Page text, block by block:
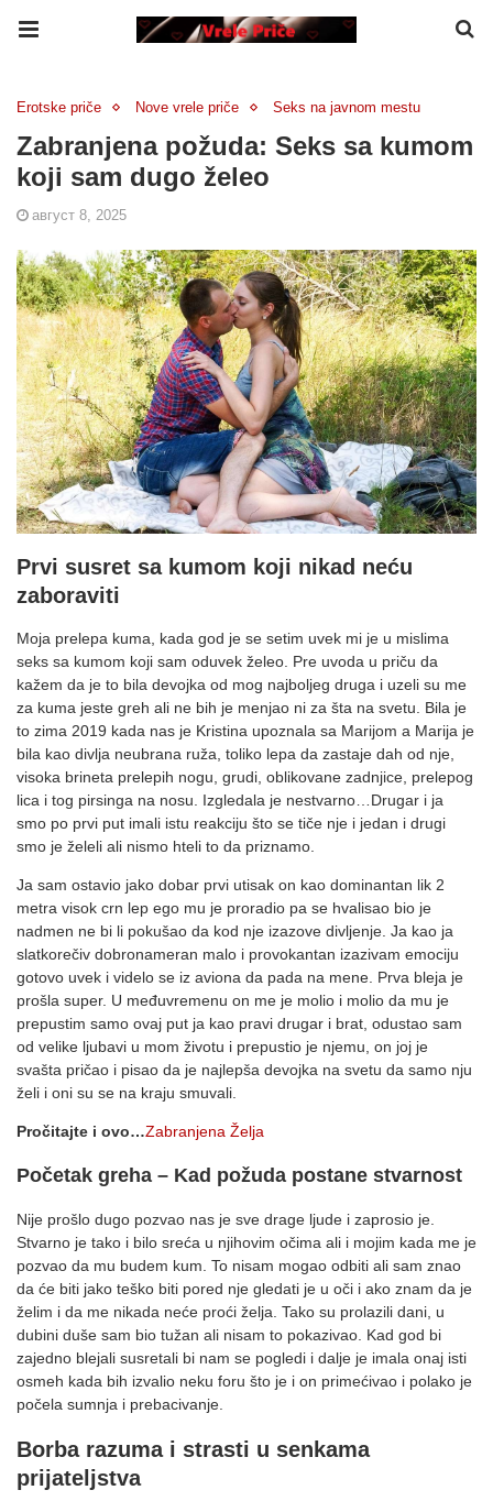
Erotske priče Nove vrele priče Seks na javnom mestu
Zabranjena požuda: Seks sa kumom
koji sam dugo želeo
август 8, 2025
Prvi susret sa kumom koji nikad neću
zaboraviti
Moja prelepa kuma, kada god je se setim uvek mi je u mislima
seks sa kumom koji sam oduvek želeo. Pre uvoda u priču da
kažem da je to bila devojka od mog najboljeg druga i uzeli su me
za kuma jeste greh ali ne bih je menjao ni za šta na svetu. Bila je
to zima 2019 kada nas je Kristina upoznala sa Marijom a Marija je
bila kao divlja neubrana ruža, toliko lepa da zastaje dah od nje,
visoka brineta prelepih nogu, grudi, oblikovane zadnjice, prelepog
lica i tog pirsinga na nosu. Izgledala je nestvarno…Drugar i ja
smo po prvi put imali istu reakciju što se tiče nje i jedan i drugi
smo je želeli ali nismo hteli to da priznamo.
Ja sam ostavio jako dobar prvi utisak on kao dominantan lik 2
metra visok crn lep ego mu je proradio pa se hvalisao bio je
nadmen ne bi li pokušao da kod nje izazove divljenje. Ja kao ja
slatkorečiv dobronameran malo i provokantan izazivam emociju
gotovo uvek i videlo se iz aviona da pada na mene. Prva bleja je
prošla super. U međuvremenu on me je molio i molio da mu je
prepustim samo ovaj put ja kao pravi drugar i brat, odustao sam
od velike ljubavi u mom životu i prepustio je njemu, on joj je
svašta pričao i pisao da je najlepša devojka na svetu da samo nju
želi i oni su se na kraju smuvali.
Pročitajte i ovo…Zabranjena Želja
Početak greha – Kad požuda postane stvarnost
Nije prošlo dugo pozvao nas je sve drage ljude i zaprosio je.
Stvarno je tako i bilo sreća u njihovim očima ali i mojim kada me je
pozvao da mu budem kum. To nisam mogao odbiti ali sam znao
da će biti jako teško biti pored nje gledati je u oči i ako znam da je
želim i da me nikada neće proći želja. Tako su prolazili dani, u
dubini duše sam bio tužan ali nisam to pokazivao. Kad god bi
zajedno blejali susretali bi nam se pogledi i dalje je imala onaj isti
osmeh kada bih izvalio neku foru što je i on primećivao i polako je
počela sumnja i prebacivanje.
Borba razuma i strasti u senkama
prijateljstva